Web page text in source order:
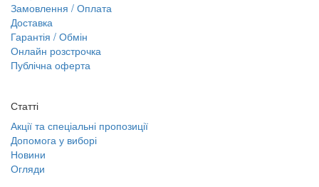
Замовлення / Оплата
Доставка
Гарантія / Обмін
Онлайн розстрочка
Публічна оферта
Статті
Акції та спеціальні пропозиції
Допомога у виборі
Новини
Огляди